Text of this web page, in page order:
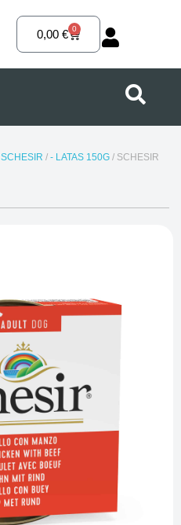
0,00€ 0
Carrito
SCHESIR / - LATAS 150G/ SCHESIR